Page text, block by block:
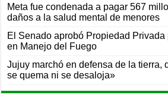
Meta fue condenada a pagar 567
daños a la salud mental de menores
El Senado aprobó Propiedad Privada
en Manejo del Fuego
Jujuy marchó en defensa de la tierra,
se quema ni se desaloja»